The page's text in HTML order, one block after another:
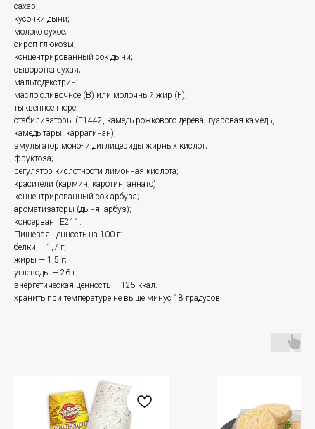
сахар;
кусочки дыни;
молоко сухое;
сироп глюкозы;
концентрированный сок дыни;
сыворотка сухая;
мальтодекстрин;
масло сливочное (B) или молочный жир (F);
тыквенное пюре;
стабилизаторы (Е1442, камедь рожкового дерева, гуаровая камедь,
камедь тары, каррагинан);
эмульгатор моно- и диглицериды жирных кислот;
фруктоза;
регулятор кислотности лимонная кислота;
красители (кармин, каротин, аннато);
концентрированный сок арбуза;
ароматизаторы (дыня, арбуз);
консервант E211.
Пищевая ценность на 100 г:
белки — 1,7 г;
жиры — 1,5 г;
углеводы — 26 г;
энергетическая ценность — 125 ккал.
хранить при температуре не выше минус 18 градусов